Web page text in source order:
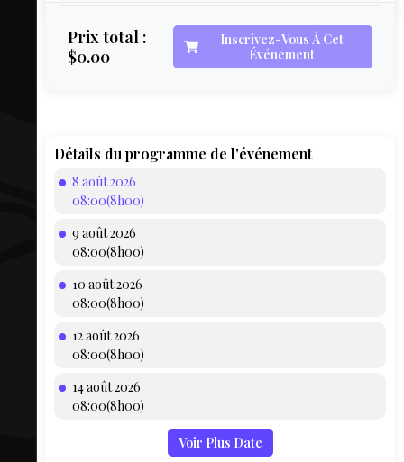
MON
COMPTE
AEQ
Prix total :
$0.00
Inscrivez-Vous À Cet
Événement
Détails du programme de l'événement
8 août 2026
08:00(8h00)
9 août 2026
08:00(8h00)
10 août 2026
08:00(8h00)
12 août 2026
08:00(8h00)
14 août 2026
08:00(8h00)
Voir Plus Date